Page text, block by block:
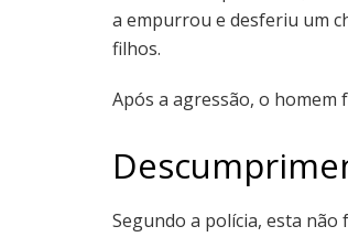
a empurrou e desferiu um
filhos.
Após a agressão, o homem
Segundo a polícia, esta não